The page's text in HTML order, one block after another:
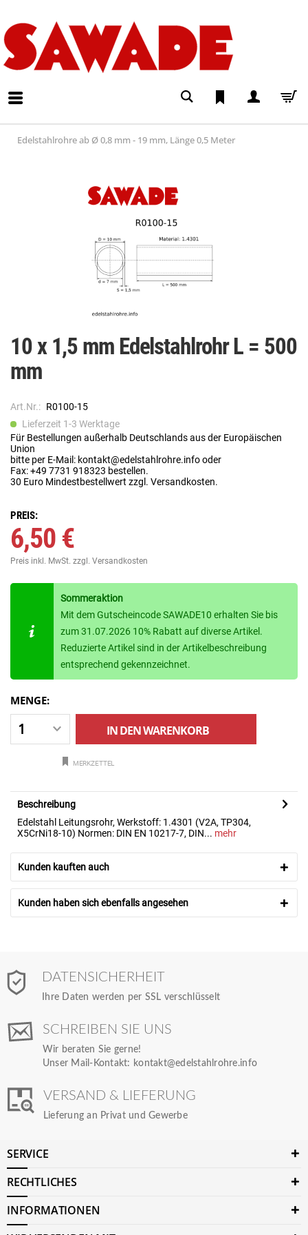
Edelstahlrohre ab Ø 0,8 mm - 19 mm, Länge 0,5 Meter
10 x 1,5 mm Edelstahlrohr L = 500
mm
Art.Nr.: R0100-15
Lieferzeit 1-3 Werktage
Für Bestellungen außerhalb Deutschlands aus der Europäischen
Union
bitte per E-Mail: kontakt@edelstahlrohre.info oder
Fax: +49 7731 918323 bestellen.
30 Euro Mindestbestellwert zzgl. Versandkosten.
PREIS:
6,50 €
Preis inkl. MwSt. zzgl. Versandkosten
Sommeraktion
Mit dem Gutscheincode SAWADE10 erhalten Sie bis
zum 31.07.2026 10% Rabatt auf diverse Artikel.
Reduzierte Artikel sind in der Artikelbeschreibung
entsprechend gekennzeichnet.
MENGE:
IN DENWARENKORB
MERKZETTEL
Beschreibung
Edelstahl Leitungsrohr, Werkstoff: 1.4301 (V2A, TP304,
X5CrNi18-10) Normen: DIN EN 10217-7, DIN... mehr
Kunden kauften auch
Kunden haben sich ebenfalls angesehen
DATENSICHERHEIT
Ihre Daten werden per SSL verschlüsselt
SCHREIBEN SIE UNS
Wir beraten Sie gerne!
Unser Mail-Kontakt: kontakt@edelstahlrohre.info
VERSAND & LIEFERUNG
Lieferung an Privat und Gewerbe
SERVICE
RECHTLICHES
INFORMATIONEN